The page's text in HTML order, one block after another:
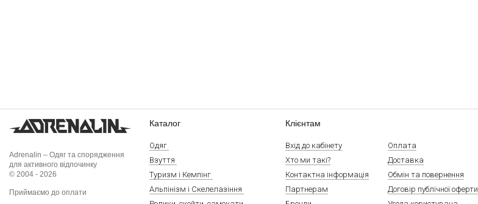
Adrenalin – Одяг та спорядження
для активного відпочинку
© 2004 - 2026
Приймаємо до оплати
Каталог
Одяг
Взуття
Туризм і Кемпінг
Альпінізм і Скелелазіння
Клієнтам
Вхід до кабінету
Хто ми такі?
Контактна інформація
Партнерам
Оплата
Доставка
Обмін та повернення
Договір публічної оферти